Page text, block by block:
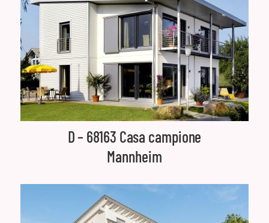
D – 68163 Casa campione
Mannheim